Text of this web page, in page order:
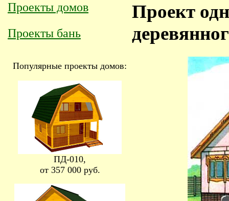
Проекты домов
Проекты бань
Популярные проекты домов:
ПД-010,
от 357 000 руб.
Проект